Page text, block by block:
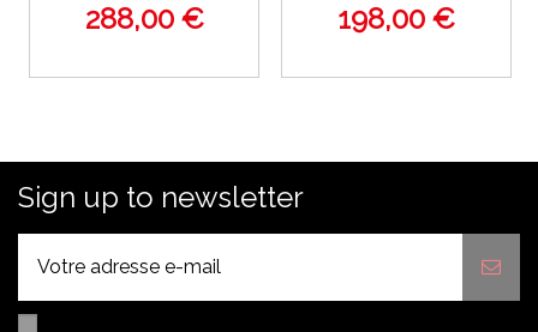
288,00 € 198,00 €
Sign up to newsletter